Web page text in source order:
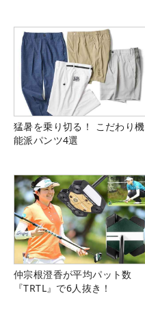
猛暑を乗り切る！ こだわり機
能派パンツ4選
仲宗根澄香が平均パット数
『TRTL』で6人抜き！